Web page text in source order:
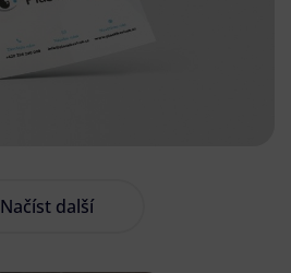
Načíst další